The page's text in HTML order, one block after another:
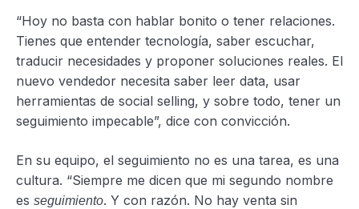
“Hoy no basta con hablar bonito o tener relaciones.
Tienes que entender tecnología, saber escuchar,
traducir necesidades y proponer soluciones reales. El
nuevo vendedor necesita saber leer data, usar
herramientas de social selling, y sobre todo, tener un
seguimiento impecable”, dice con convicción.
En su equipo, el seguimiento no es una tarea, es una
cultura. “Siempre me dicen que mi segundo nombre
es seguimiento. Y con razón. No hay venta sin